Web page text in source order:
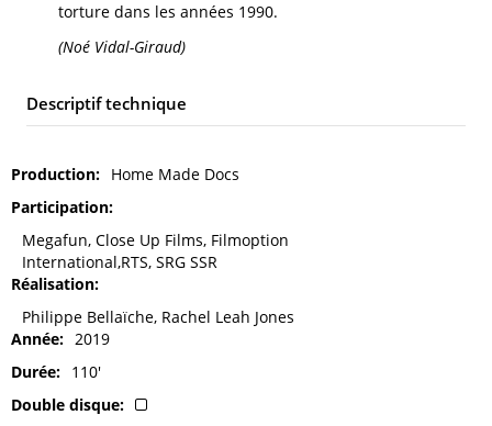
torture dans les années 1990.
(Noé Vidal-Giraud)
Descriptif technique
Production
Home Made Docs
Participation
Megafun, Close Up Films, Filmoption
International,RTS, SRG SSR
Réalisation
Philippe Bellaïche, Rachel Leah Jones
Année
2019
Durée
110'
Double disque